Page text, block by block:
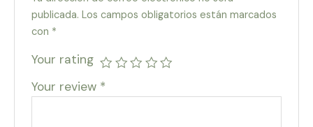
publicada. Los campos obligatorios están marcados
con *
Your rating
Your review *